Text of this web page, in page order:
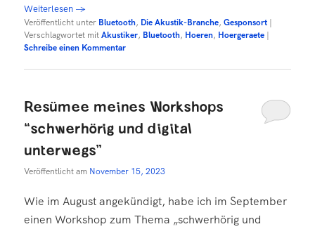
Weiterlesen→
Veröffentlicht unter Bluetooth, Die Akustik-Branche,Gesponsort |
Verschlagwortet mitAkustiker, Bluetooth, Hoeren, Hoergeraete |
Schreibe einen Kommentar
Resümee meines Workshops
“schwerhörig und digital
unterwegs”
Veröffentlicht am November 15, 2023
Wie im August angekündigt, habe ich im September
einen Workshop zum Thema „schwerhörig und